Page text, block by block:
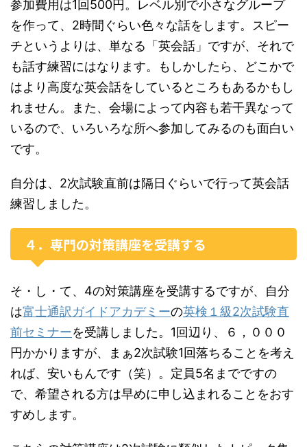
参加費用は1回500円。レベル別で小さなグループ
を作って、2時間ぐらい色々な話をします。スピー
チというよりは、単なる「英会話」ですが、それで
も話す練習にはなります。もしかしたら、どこかで
はより高度な英会話をしているところもあるかもし
れません。また、会場によって内容も若干異なって
いるので、いろいろな所へ参加してみるのも面白い
です。
自分は、2次試験直前は隔日ぐらいで行って英会話
練習しました。
４．専門の対策講座を受講する
そ・し・て、4の対策講座を受講するですが、自分
は富士通訳ガイドアカデミーの英検１級2次試験直
前セミナーを受講しました。1回辺り、６，０００
円かかりますが、まぁ2次試験1回落ちることを考え
れば、安いもんです（笑）。定員5名までですの
で、希望される方は早めに申し込まれることをおす
すめします。